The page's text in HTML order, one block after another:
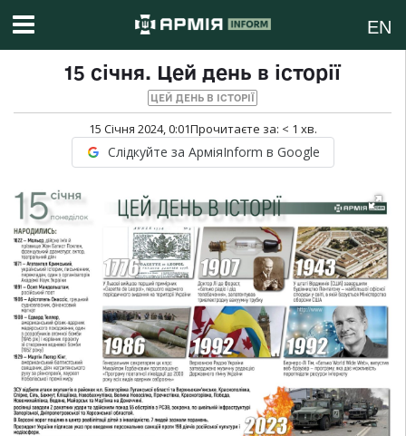
EN
15 січня. Цей день в історії
ЦЕЙ ДЕНЬ В ІСТОРІЇ
15 Січня 2024, 0:01Прочитаєте за: < 1 хв.
Слідкуйте за АрміяInform в Google